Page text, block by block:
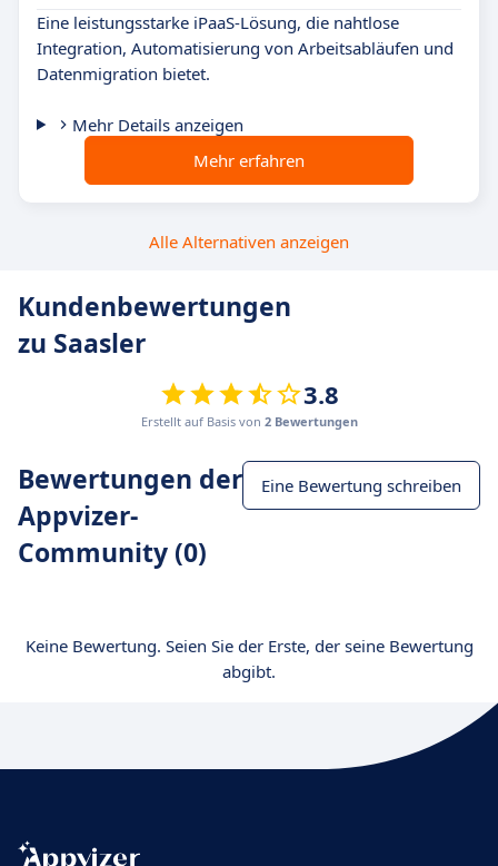
Eine leistungsstarke iPaaS-Lösung, die nahtlose
Integration, Automatisierung von Arbeitsabläufen und
Datenmigration bietet.
Mehr Details anzeigen
Mehr erfahren
Alle Alternativen anzeigen
Kundenbewertungen
zu Saasler
3.8
Erstellt auf Basis von 2 Bewertungen
Bewertungen der
Appvizer-
Community (0)
Eine Bewertung schreiben
Keine Bewertung. Seien Sie der Erste, der seine Bewertung
abgibt.